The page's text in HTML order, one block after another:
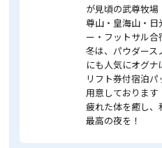
が見頃の武尊牧
尊山・皇海山・日
ー・フットサル合
冬は、パウダース
にも人気にオグナ
リフト券付宿泊
用意しております
疲れた体を癒し、
最高の夜を！